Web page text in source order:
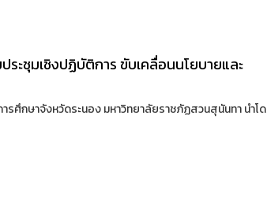
ะชุมเชิงปฏิบัติการ ขับเคลื่อนนโยบายและ
รศึกษาจังหวัดระนอง มหาวิทยาลัยราชภัฏสวนสุนันทา นำโ